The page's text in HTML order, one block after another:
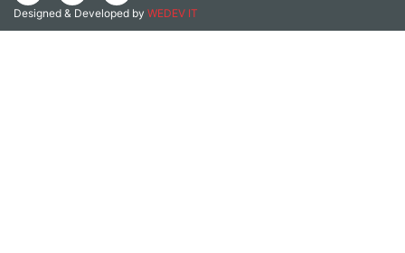
Designed & Developed by WEDEV IT